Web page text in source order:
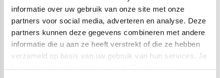
informatie over uw gebruik van onze site met onze
partners voor social media, adverteren en analyse. Deze
partners kunnen deze gegevens combineren met andere
informatie die u aan ze heeft verstrekt of die ze hebben
verzameld op basis van uw gebruik van hun services. Je
kan je toestemming beheren op de Cookiepagina.
Live updates via X en Instagram
Niet van de partij op Sportcomplex Zoudenbalch, maar
wel benieuwd naar het verloop van de wedstrijd?
FC Utrecht doet via X live verslagenverzorgt updates
via Instagram Stories. Ook komen flitsen van de